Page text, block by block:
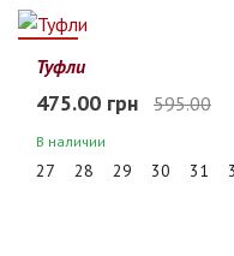
20%
Туфли
475.00 грн 595.00
В наличии
27 28 29 30 31